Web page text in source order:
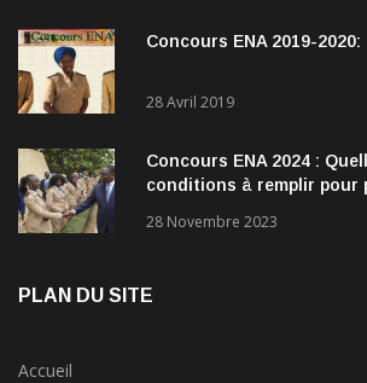
Concours ENA 2019-
28 Avril 2019
Concours ENA 2024 :
conditions à remplir pour
28 Novembre 2023
PLAN DU SITE
Accueil